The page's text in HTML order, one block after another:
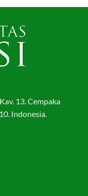
13. Cempaka
Indonesia.